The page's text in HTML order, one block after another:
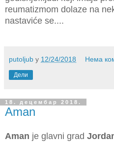
reumatizmom dolaze na
nastaviće se....
putoljub у 12/24/2018 Нема
Дели
18. децембар 2018.
Aman
Aman je glavni grad